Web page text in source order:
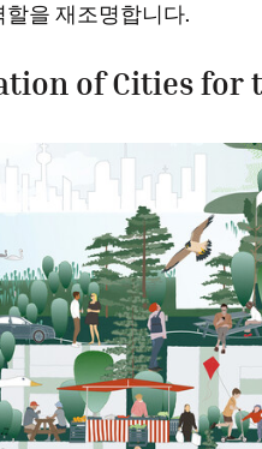
을 재조명합니다.
of Cities for